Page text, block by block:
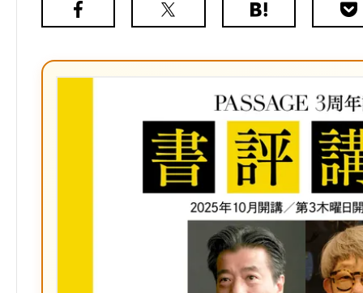
Facebook
X（旧
は
ク
マ
ー
ク